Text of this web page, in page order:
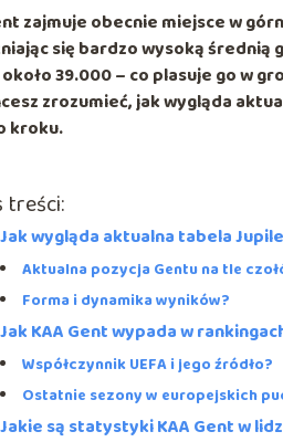
zajmuje obecnie miejsce w
się bardzo wysoką średnią
około39.000– co plasuje go w
zrozumieć, jak wygląda
kroku.
treści:
Jak wygląda aktualna tabela
Aktualna pozycja Gentu na tle
Forma i dynamika wyników?
Jak KAA Gent wypada w
Współczynnik UEFA i jego źródło?
Ostatnie sezony w europejskich
Jakie są statystyki KAA Gent w